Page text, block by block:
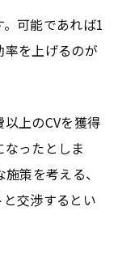
可能であれば1
を上げるのが
以上のCVを獲得
ったとしま
策を考える、
交渉するとい